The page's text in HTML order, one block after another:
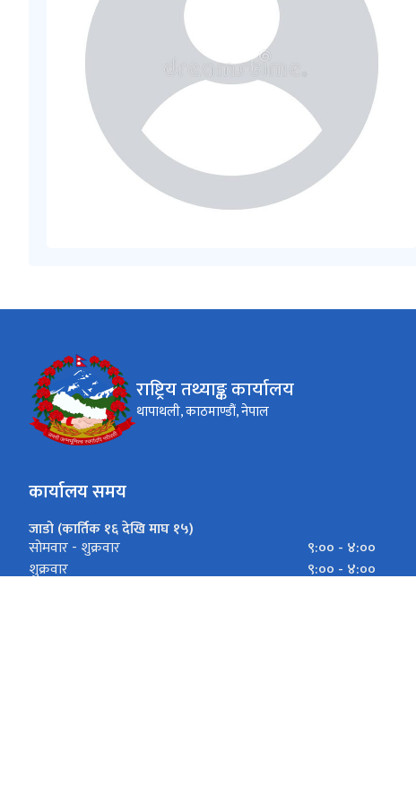
राष्ट्रिय तथ्याङ्क कार्यालय
थापाथली, काठमाण्डौं, नेपाल
कार्यालय समय
जाडो (कार्तिक १६ देखि माघ १५)
साेमवार - शुक्रवार
९:०० - ४:००
शुक्रवार
९:०० - ४:००